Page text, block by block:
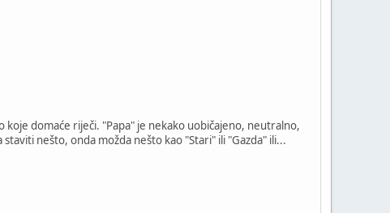
domaće riječi. "Papa" je nekako uobičajeno, neutralno,
nešto, onda možda nešto kao "Stari" ili "Gazda" ili...